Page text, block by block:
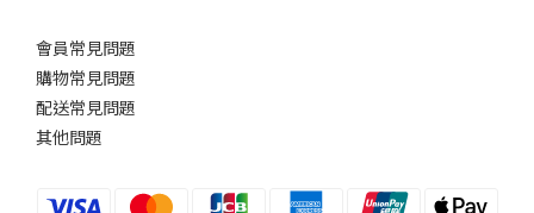
會員常見問題
購物常見問題
配送常見問題
其他問題